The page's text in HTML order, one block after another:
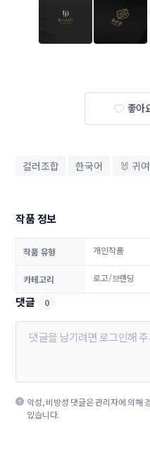
좋아
컬러조합 한국어 🐰 귀
작품 정보
작품 유형 개인작품
카테고리 로고/브랜딩
댓글 0
악성, 비방성 댓글은 관리자에 의해
있습니다.